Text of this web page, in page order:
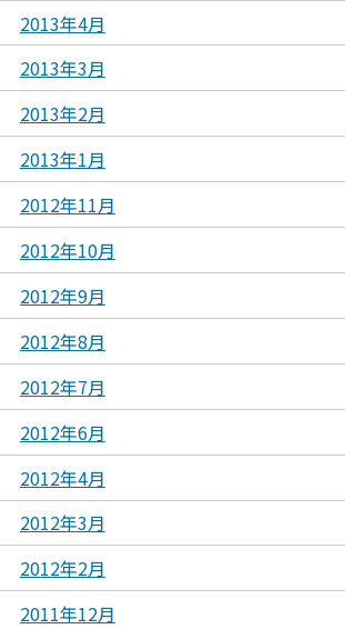
2013年4月
2013年3月
2013年2月
2013年1月
2012年11月
2012年10月
2012年9月
2012年8月
2012年7月
2012年6月
2012年4月
2012年3月
2012年2月
2011年12月